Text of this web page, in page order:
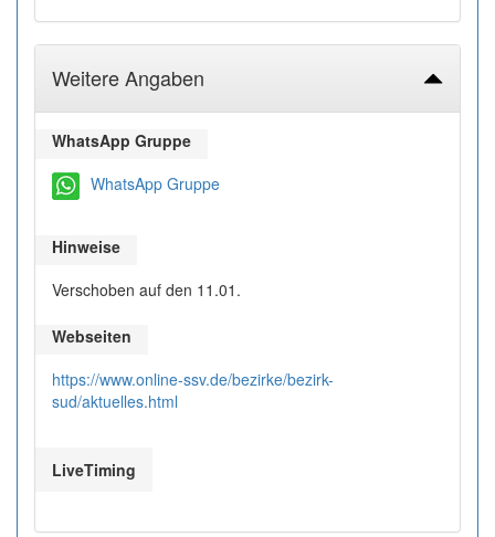
Weitere Angaben
WhatsApp Gruppe
WhatsApp Gruppe
Hinweise
Verschoben auf den 11.01.
Webseiten
https://www.online-ssv.de/bezirke/bezirk-
sud/aktuelles.html
LiveTiming